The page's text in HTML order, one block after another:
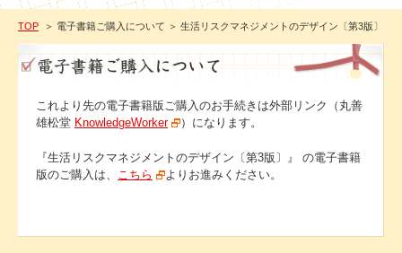
TOP ＞ 電子書籍ご購入について ＞ 生活リスクマネジメントのデザイン〔第3版〕
これより先の電子書籍版ご購入のお手続きは外部リンク（丸善
雄松堂 KnowledgeWorker ）になります。
『生活リスクマネジメントのデザイン〔第3版〕』 の電子書籍
版のご購入は、
こちら よりお進みください。